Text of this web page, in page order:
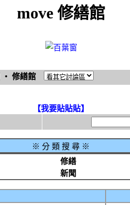
move 修繕館
‧ 修繕館
【我要貼貼貼】
※ 分 類 搜 尋 ※
修繕
新聞